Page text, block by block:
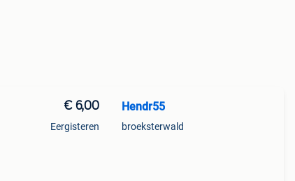
€ 6,00
Eergisteren
Hendr55
broeksterwald